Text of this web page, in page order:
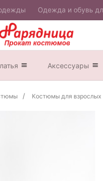
Одежда и обувь
Аксессуары
Костюмы для взрослых